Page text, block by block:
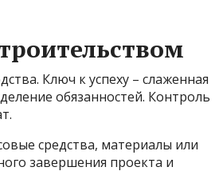
Ключ к успеху – слаженная
обязанностей. Контроль
средства, материалы или
завершения проекта и